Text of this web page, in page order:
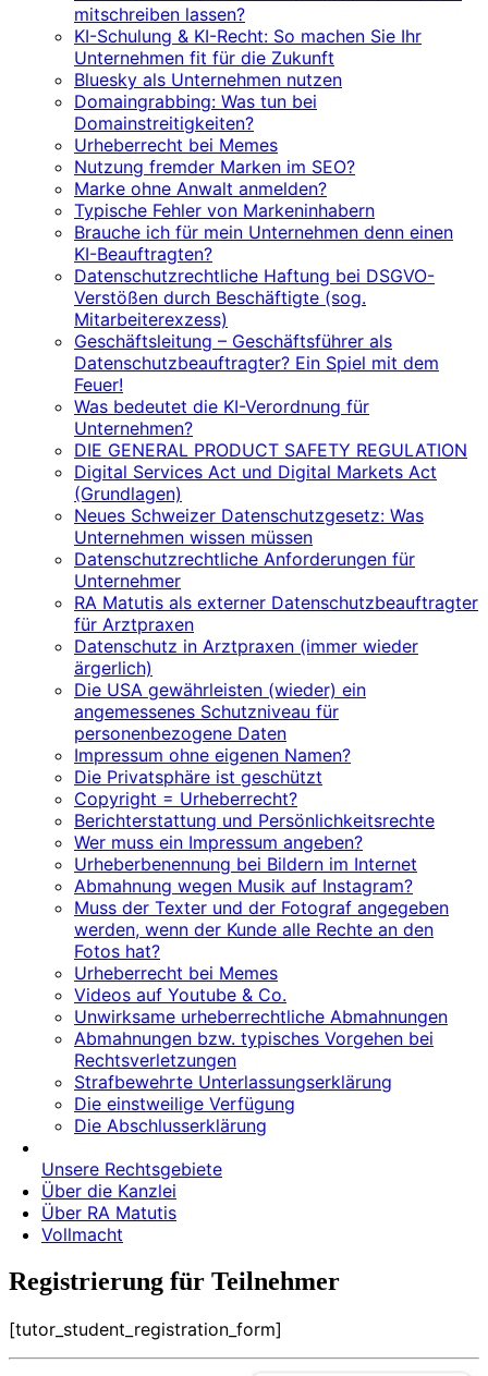
mitschreiben lassen?
KI-Schulung & KI-Recht: So machen Sie Ihr
Unternehmen fit für die Zukunft
Bluesky als Unternehmen nutzen
Domaingrabbing: Was tun bei
Domainstreitigkeiten?
Urheberrecht bei Memes
Nutzung fremder Marken im SEO?
Marke ohne Anwalt anmelden?
Typische Fehler von Markeninhabern
Brauche ich für mein Unternehmen denn einen
KI-Beauftragten?
Datenschutzrechtliche Haftung bei DSGVO-
Verstößen durch Beschäftigte (sog.
Mitarbeiterexzess)
Geschäftsleitung – Geschäftsführer als
Datenschutzbeauftragter? Ein Spiel mit dem
Feuer!
Was bedeutet die KI-Verordnung für
Unternehmen?
DIE GENERAL PRODUCT SAFETY REGULATION
Digital Services Act und Digital Markets Act
(Grundlagen)
Neues Schweizer Datenschutzgesetz: Was
Unternehmen wissen müssen
Datenschutzrechtliche Anforderungen für
Unternehmer
RA Matutis als externer Datenschutzbeauftragter
für Arztpraxen
Datenschutz in Arztpraxen (immer wieder
ärgerlich)
Die USA gewährleisten (wieder) ein
angemessenes Schutzniveau für
personenbezogene Daten
Impressum ohne eigenen Namen?
Die Privatsphäre ist geschützt
Copyright = Urheberrecht?
Berichterstattung und Persönlichkeitsrechte
Wer muss ein Impressum angeben?
Urheberbenennung bei Bildern im Internet
Abmahnung wegen Musik auf Instagram?
Muss der Texter und der Fotograf angegeben
werden, wenn der Kunde alle Rechte an den
Fotos hat?
Urheberrecht bei Memes
Videos auf Youtube & Co.
Unwirksame urheberrechtliche Abmahnungen
Abmahnungen bzw. typisches Vorgehen bei
Rechtsverletzungen
Strafbewehrte Unterlassungserklärung
Die einstweilige Verfügung
Die Abschlusserklärung
Unsere Rechtsgebiete
Über die Kanzlei
Über RA Matutis
Vollmacht
Registrierung für Teilnehmer
[tutor_student_registration_form]